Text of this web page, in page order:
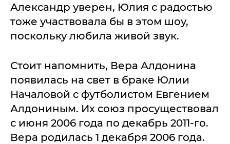
Александр уверен, Юлия с радостью
тоже участвовала бы в этом шоу,
поскольку любила живой звук.
Стоит напомнить, Вера Алдонина
появилась на свет в браке Юлии
Началовой с футболистом Евгением
Алдониным. Их союз просуществовал
с июня 2006 года по декабрь 2011-го.
Вера родилась 1 декабря 2006 года.